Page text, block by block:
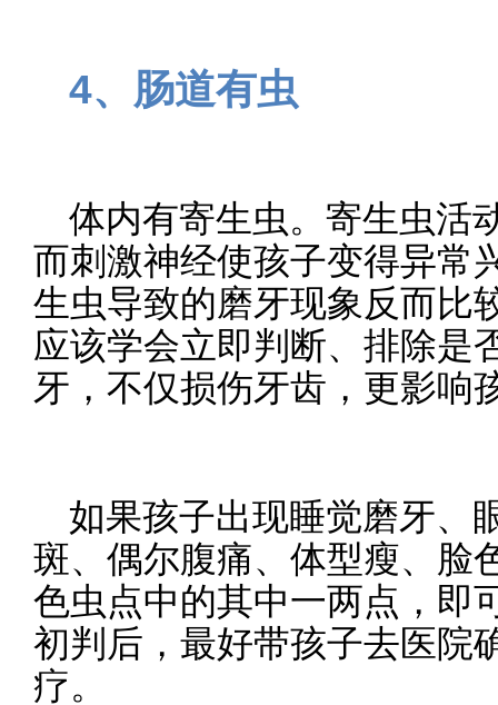
4、肠道有虫
体内有寄生虫。寄生虫活
而刺激神经使孩子变得异常
生虫导致的磨牙现象反而比
应该学会立即判断、排除
牙，不仅损伤牙齿，更影响
如果孩子出现睡觉磨牙、
斑、偶尔腹痛、体型瘦、脸
色虫点中的其中一两点，即
初判后，最好带孩子去医院
疗。